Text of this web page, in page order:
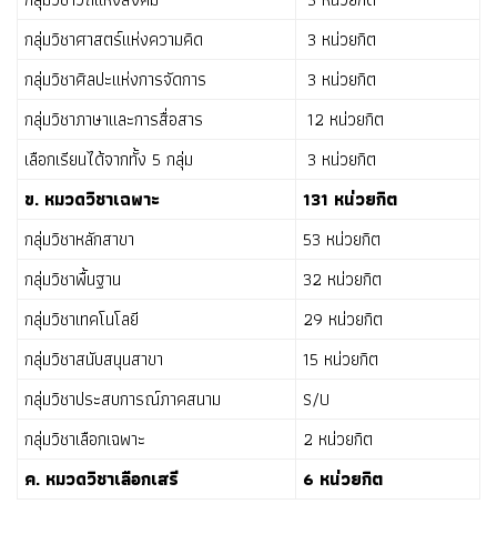
กลุ่มวิชาศาสตร์แห่งความคิด
3 หน่วยกิต
กลุ่มวิชาศิลปะแห่งการจัดการ
3 หน่วยกิต
กลุ่มวิชาภาษาและการสื่อสาร
12 หน่วยกิต
เลือกเรียนได้จากทั้ง 5 กลุ่ม
3 หน่วยกิต
ข. หมวดวิชาเฉพาะ
131 หน่วยกิต
กลุ่มวิชาหลักสาขา
53 หน่วยกิต
กลุ่มวิชาพื้นฐาน
32 หน่วยกิต
กลุ่มวิชาเทคโนโลยี
29 หน่วยกิต
กลุ่มวิชาสนับสนุนสาขา
15 หน่วยกิต
กลุ่มวิชาประสบการณ์ภาคสนาม
S/U
กลุ่มวิชาเลือกเฉพาะ
2 หน่วยกิต
ค. หมวดวิชาเลือกเสรี
6 หน่วยกิต